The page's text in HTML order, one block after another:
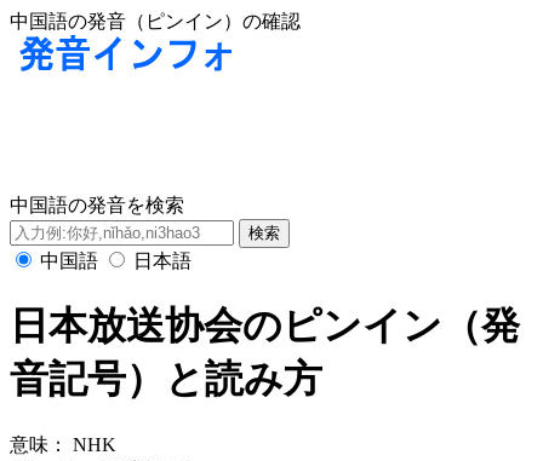
中国語の発音（ピンイン）の確認
中国語の発音を検索
中国語 日本語
日本放送协会のピンイン（発
音記号）と読み方
意味：
NHK